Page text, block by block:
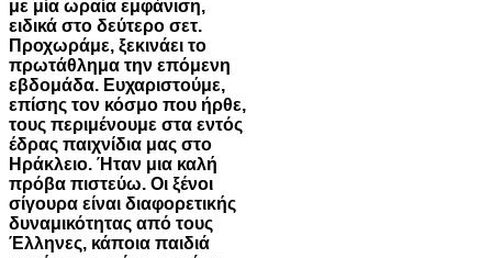
με μία ωραία εμφάνιση,
ειδικά στο δεύτερο σετ.
Προχωράμε, ξεκινάει το
πρωτάθλημα την επόμενη
εβδομάδα. Ευχαριστούμε,
επίσης τον κόσμο που ήρθε,
τους περιμένουμε στα εντός
έδρας παιχνίδια μας στο
Ηράκλειο. Ήταν μια καλή
πρόβα πιστεύω. Οι ξένοι
σίγουρα είναι διαφορετικής
δυναμικότητας από τους
Έλληνες, κάποια παιδιά